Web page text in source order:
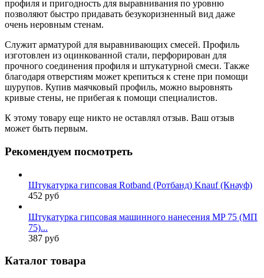
профиля и пригодность для выравнивания по уровню
позволяют быстро придавать безукоризненный вид даже
очень неровным стенам.
Служит арматурой для выравнивающих смесей. Профиль
изготовлен из оцинкованной стали, перфорирован для
прочного соединения профиля и штукатурной смеси. Также
благодаря отверстиям может крепиться к стене при помощи
шурупов. Купив маячковый профиль, можно выровнять
кривые стены, не прибегая к помощи специалистов.
К этому товару еще никто не оставлял отзыв. Ваш отзыв
может быть первым.
Рекомендуем посмотреть
Штукатурка гипсовая Rotband (Ротбанд) Knauf (Кнауф)
452 руб
Штукатурка гипсовая машинного нанесения MP 75 (МП
75)...
387 руб
Каталог товара